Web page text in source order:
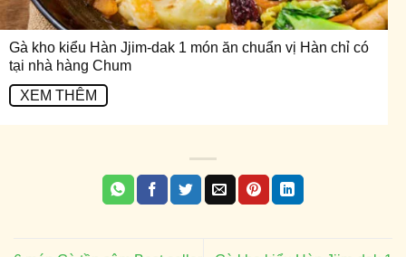
Gà kho kiểu Hàn Jjim-dak 1 món ăn chuẩn vị Hàn chỉ có
tại nhà hàng Chum
XEM THÊM